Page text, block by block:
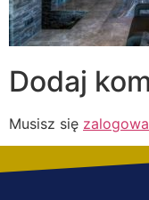
Dodaj
Musisz się